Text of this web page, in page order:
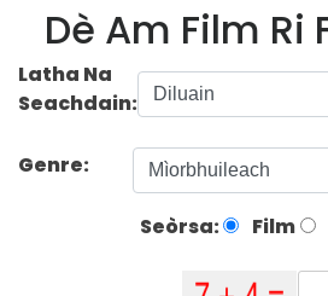
Dè Am Film Ri
Latha Na
Seachdain:
Genre:
Seòrsa: Film